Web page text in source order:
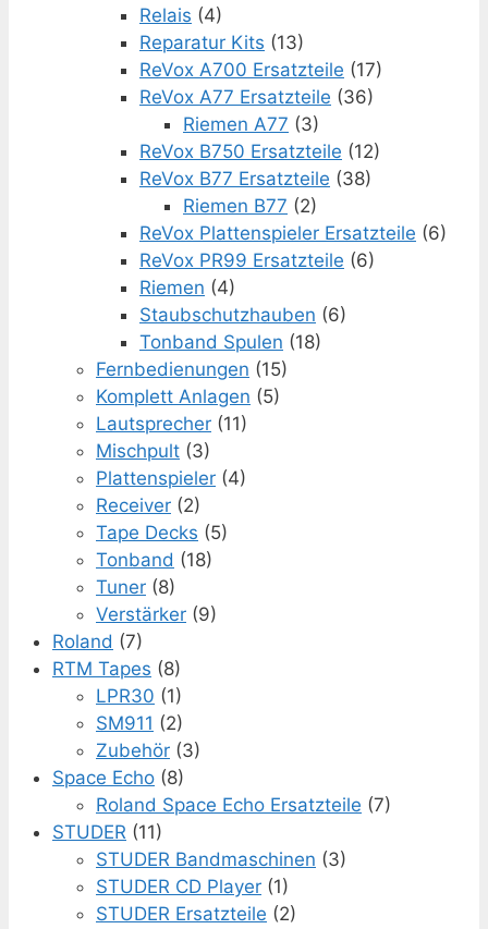
Relais (4)
Reparatur Kits (13)
ReVox A700 Ersatzteile (17)
ReVox A77 Ersatzteile (36)
Riemen A77 (3)
ReVox B750 Ersatzteile (12)
ReVox B77 Ersatzteile (38)
Riemen B77 (2)
ReVox Plattenspieler Ersatzteile (6)
ReVox PR99 Ersatzteile (6)
Riemen (4)
Staubschutzhauben (6)
Tonband Spulen (18)
Fernbedienungen (15)
Komplett Anlagen (5)
Lautsprecher (11)
Mischpult (3)
Plattenspieler (4)
Receiver (2)
Tape Decks (5)
Tonband (18)
Tuner (8)
Verstärker (9)
Roland (7)
RTM Tapes (8)
LPR30 (1)
SM911 (2)
Zubehör (3)
Space Echo (8)
Roland Space Echo Ersatzteile (7)
STUDER (11)
STUDER Bandmaschinen (3)
STUDER CD Player (1)
STUDER Ersatzteile (2)